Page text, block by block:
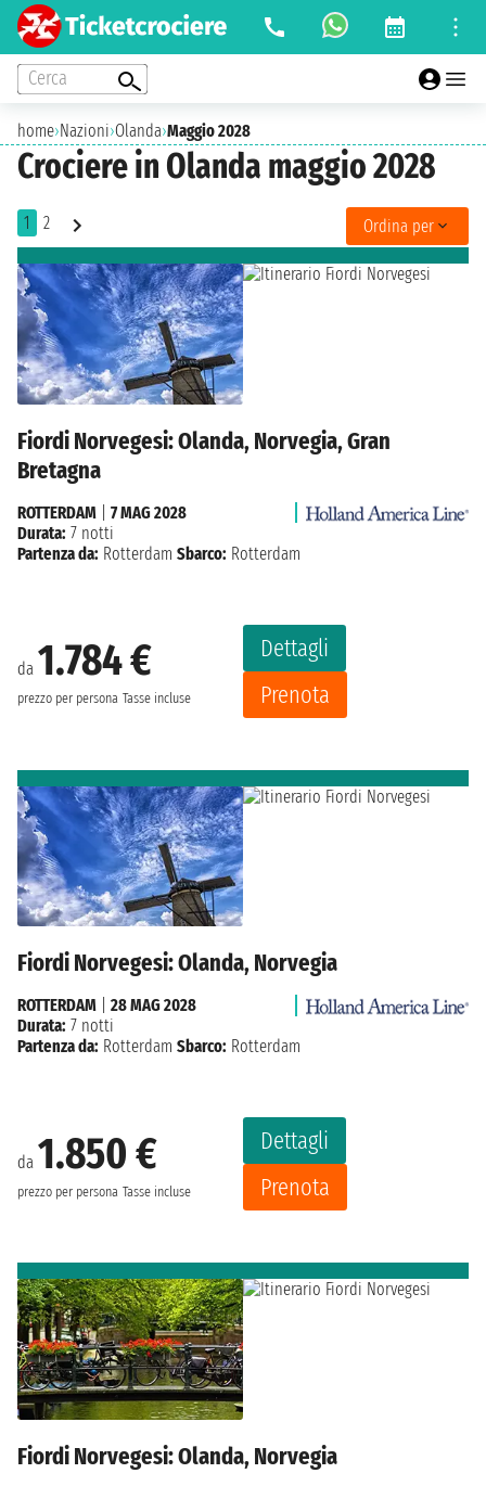
Cerca
home›Nazioni›Olanda›Maggio 2028
Crociere in Olanda maggio 2028
1 2 Ordina per
Fiordi Norvegesi: Olanda, Norvegia, Gran
Bretagna
da 1.784 €
prezzo per persona Tasse incluse
Dettagli
Prenota
ROTTERDAM
7 MAG 2028
Durata: 7 notti
Partenza da: Rotterdam Sbarco: Rotterdam
Fiordi Norvegesi: Olanda, Norvegia
da 1.850 €
prezzo per persona Tasse incluse
Dettagli
Prenota
ROTTERDAM
28 MAG 2028
Durata: 7 notti
Partenza da: Rotterdam Sbarco: Rotterdam
Fiordi Norvegesi: Olanda, Norvegia